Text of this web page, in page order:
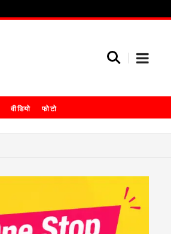
वीडियो फोटो